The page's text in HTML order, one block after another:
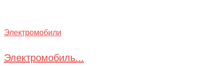
Электромобили
Электромобиль...